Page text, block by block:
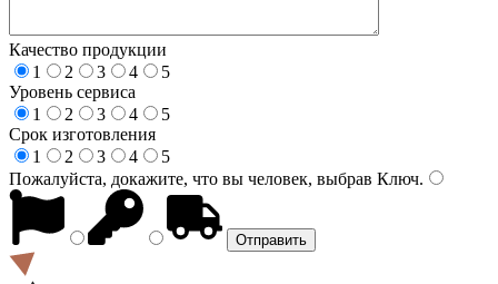
Качество продукции
1
2 3 4
5
Уровень сервиса
1
2 3 4
5
Срок изготовления
1
2 3 4
5
Пожалуйста, докажите, что вы человек, выбрав Ключ.